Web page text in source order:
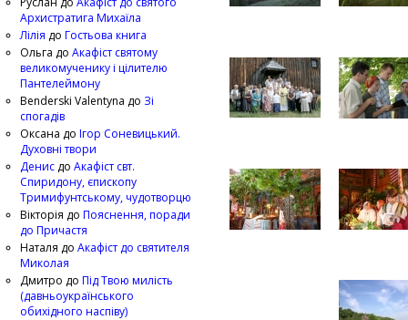
Архистратига Михаїла
Лілія до Гостьова книга
Ольга до Акафіст святому
великомученику і цілителю
Пантелеймону
Benderski Valentyna до Зі
спогадів
Оксана до Ігор Соневицький.
Духовні твори
Денис до Акафіст свт.
Спиридону, єпископу
Тримифунтському, чудотворцю
Вікторія до Пояснення, поради
до Причастя
Наталя до Акафіст до святителя
Миколая
Дмитро до Під Твою милість
(давньоукраїнського
обихідного наспіву)